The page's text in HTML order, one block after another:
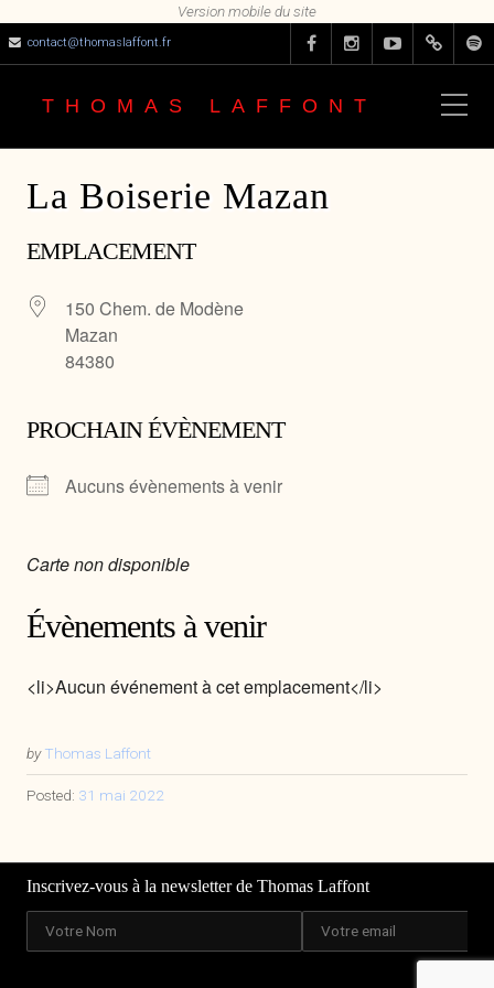
contact@thomaslaffont.fr
THOMAS LAFFONT
La Boiserie Mazan
EMPLACEMENT
150 Chem. de Modène
Mazan
84380
PROCHAIN ÉVÈNEMENT
Aucuns évènements à venir
Carte non disponible
Évènements à venir
<li>Aucun événement à cet emplacement</li>
by Thomas Laffont
Posted: 31 mai 2022
Inscrivez-vous à la newsletter de Thomas Laffont